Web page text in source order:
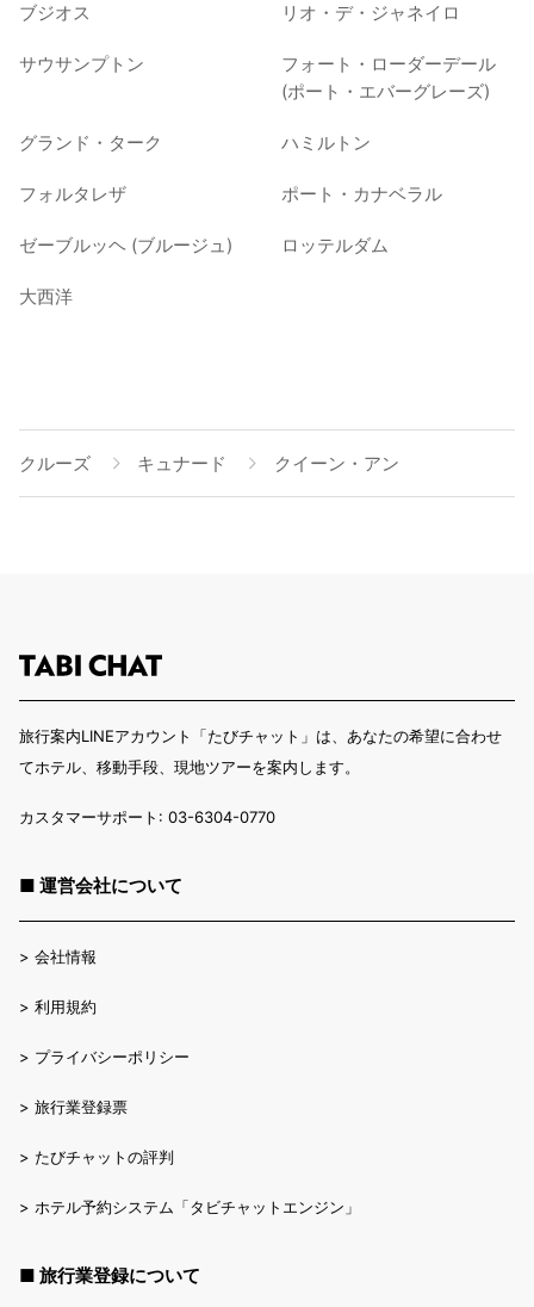
ブジオス リオ・デ・ジャネイロ
サウサンプトン
フォート・ローダーデール
(ポート・エバーグレーズ)
グランド・ターク ハミルトン
フォルタレザ ポート・カナベラル
ゼーブルッヘ (ブルージュ) ロッテルダム
大西洋
クルーズ キュナード クイーン・アン
旅行案内LINEアカウント「たびチャット」は、あなたの希望に合わせ
てホテル、移動手段、現地ツアーを案内します。
カスタマーサポート: 03-6304-0770
■ 運営会社について
> 会社情報
> 利用規約
> プライバシーポリシー
> 旅行業登録票
> たびチャットの評判
> ホテル予約システム「タビチャットエンジン」
■ 旅行業登録について